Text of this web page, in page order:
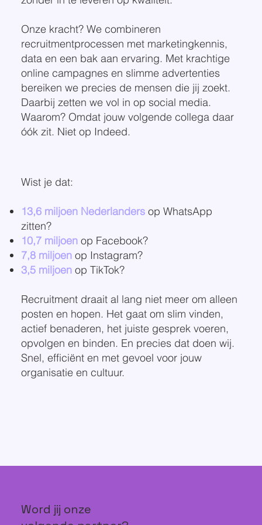
Onze kracht? We combineren
recruitmentprocessen met marketingkennis,
data en een bak aan ervaring. Met krachtige
online campagnes en slimme advertenties
bereiken we precies de mensen die jij zoekt.
Daarbij zetten we vol in op social media.
Waarom? Omdat jouw volgende collega daar
óók zit. Niet op Indeed.
Wist je dat:
13,6 miljoen Nederlanders op WhatsApp
zitten?
10,7 miljoen op Facebook?
7,8 miljoenop Instagram?
3,5 miljoenop TikTok?
Recruitment draait al lang niet meer om alleen
posten en hopen. Het gaat om slim vinden,
actief benaderen, het juiste gesprek voeren,
opvolgen en binden. En precies dat doen wij.
Snel, efficiënt en met gevoel voor jouw
organisatie en cultuur.
Word jij onze